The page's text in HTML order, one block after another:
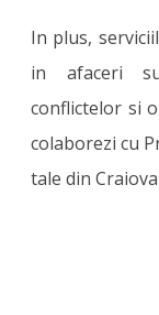
In plus,
in afaceri
conflictelor si
colaborezi cu
tale din